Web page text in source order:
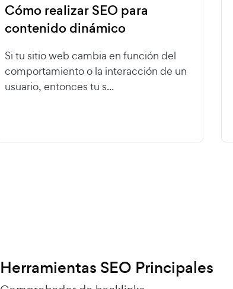
Cómo realizar SEO para
contenido dinámico
Si tu sitio web cambia en función del
comportamiento o la interacción de un
usuario, entonces tu s...
Herramientas SEO Principales